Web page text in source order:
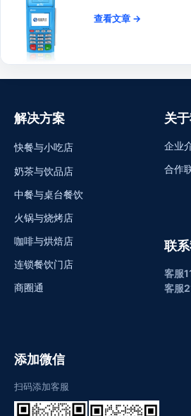
查看文章 →
解决方案
快餐与小吃店
奶茶与饮品店
中餐与桌台餐饮
火锅与烧烤店
咖啡与烘焙店
连锁餐饮门店
商圈通
关
企业
合作
联
客服1
客服2
添加微信
扫码添加客服